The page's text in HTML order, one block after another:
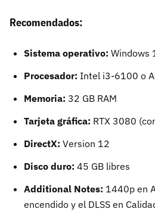
Recomendados:
Sistema operativo: Windows
Procesador: Intel i3-6100 o
Memoria: 32 GB RAM
Tarjeta gráfica: RTX 3080
DirectX: Version 12
Disco duro: 45 GB libres
Additional Notes: 1440p en
encendido y el DLSS en